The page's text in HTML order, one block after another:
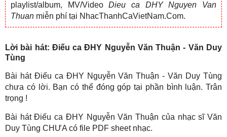
playlist/album, MV/VideoDieu ca DHY Nguyen Van
Thuan miễn phí tại NhacThanhCaVietNam.Com.
Lời bài hát: Điếu ca ĐHY Nguyễn Văn Thuận - Văn Duy
Tùng
Bài hát Điếu ca ĐHY Nguyễn Văn Thuận - Văn Duy Tùng
chưa có lời. Bạn có thể đóng góp tại phần bình luận. Trân
trọng !
Bài hát Điếu ca ĐHY Nguyễn Văn Thuận của nhạc sĩ Văn
Duy Tùng CHƯA có file PDF sheet nhạc.